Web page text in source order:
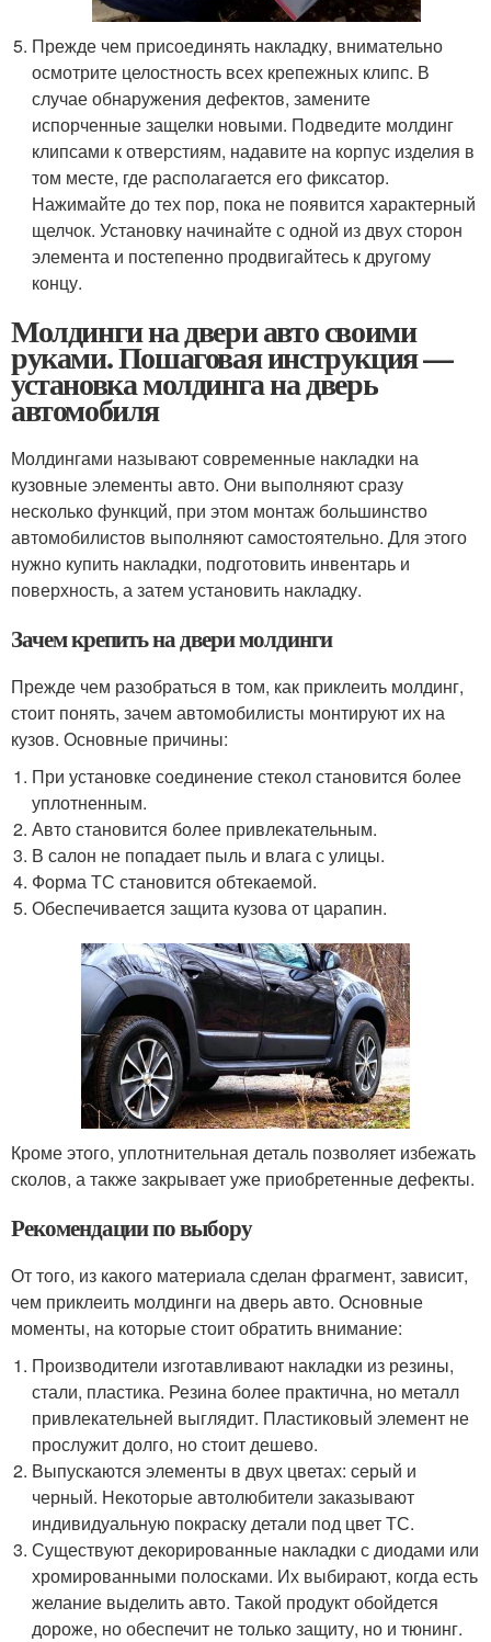
Прежде чем присоединять накладку, внимательно
осмотрите целостность всех крепежных клипс. В
случае обнаружения дефектов, замените
испорченные защелки новыми. Подведите молдинг
клипсами к отверстиям, надавите на корпус изделия в
том месте, где располагается его фиксатор.
Нажимайте до тех пор, пока не появится характерный
щелчок. Установку начинайте с одной из двух сторон
элемента и постепенно продвигайтесь к другому
концу.
Молдинги на двери авто своими
руками. Пошаговая инструкция —
установка молдинга на дверь
автомобиля
Молдингами называют современные накладки на
кузовные элементы авто. Они выполняют сразу
несколько функций, при этом монтаж большинство
автомобилистов выполняют самостоятельно. Для этого
нужно купить накладки, подготовить инвентарь и
поверхность, а затем установить накладку.
Зачем крепить на двери молдинги
Прежде чем разобраться в том, как приклеить молдинг,
стоит понять, зачем автомобилисты монтируют их на
кузов. Основные причины:
При установке соединение стекол становится более
уплотненным.
Авто становится более привлекательным.
В салон не попадает пыль и влага с улицы.
Форма ТС становится обтекаемой.
Обеспечивается защита кузова от царапин.
Кроме этого, уплотнительная деталь позволяет избежать
сколов, а также закрывает уже приобретенные дефекты.
Рекомендации по выбору
От того, из какого материала сделан фрагмент, зависит,
чем приклеить молдинги на дверь авто. Основные
моменты, на которые стоит обратить внимание:
Производители изготавливают накладки из резины,
стали, пластика. Резина более практична, но металл
привлекательней выглядит. Пластиковый элемент не
прослужит долго, но стоит дешево.
Выпускаются элементы в двух цветах: серый и
черный. Некоторые автолюбители заказывают
индивидуальную покраску детали под цвет ТС.
Существуют декорированные накладки с диодами или
хромированными полосками. Их выбирают, когда есть
желание выделить авто. Такой продукт обойдется
дороже, но обеспечит не только защиту, но и тюнинг.